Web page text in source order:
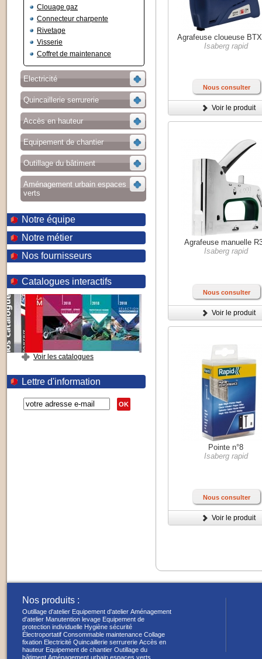
Clouage gaz
Connecteur charpente
Rivetage
Visserie
Coffret de maintenance
Electricité
Quincaillerie serrurerie
Accès en hauteur
Equipement de chantier
Outillage du bâtiment
Aménagement urbain espaces
verts
Notre équipe
Notre métier
Nos fournisseurs
Catalogues interactifs
Voir les catalogues
Lettre d'information
OK
Agrafeuse cloueuse
Isaberg rapid
Nous consulter
Voir le produit
Agrafeuse manuelle
Isaberg rapid
Nous consulter
Voir le produit
Pointe n°8
Isaberg rapid
Nous consulter
Voir le produit
Nos produits :
Outillage d'atelier Equipement d'atelier Aménagement
d'atelier Manutention levage Equipement de
protection individuelle Hygiène sécurité
Électroportatif Consommable maintenance Collage
fixation Electricité Quincaillerie serrurerie Accès en
hauteur Equipement de chantier Outillage du
bâtiment Aménagement urbain espaces verts